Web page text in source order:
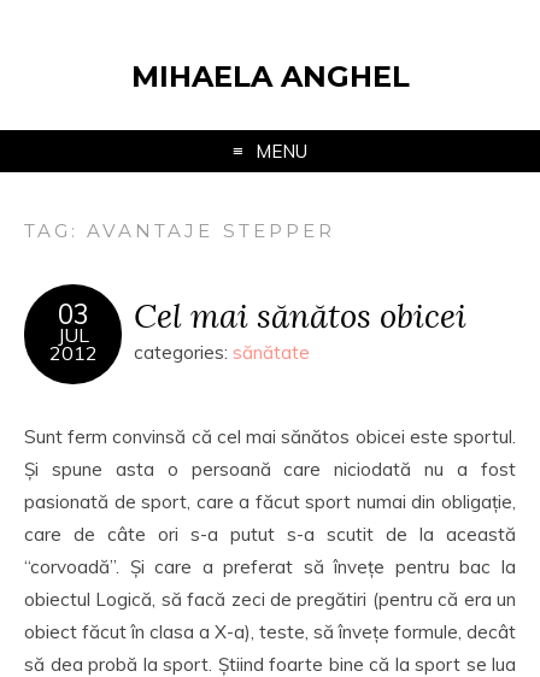
MIHAELA ANGHEL
MENU
TAG:AVANTAJE STEPPER
03
JUL
2012
Cel mai sănătos obicei
categories: sănătate
Sunt ferm convinsă că cel mai sănătos obicei este sportul.
Și spune asta o persoană care niciodată nu a fost
pasionată de sport, care a făcut sport numai din obligație,
care de câte ori s-a putut s-a scutit de la această
“corvoadă”. Și care a preferat să învețe pentru bac la
obiectul Logică, să facă zeci de pregătiri (pentru că era un
obiect făcut în clasa a X-a), teste, să învețe formule, decât
să dea probă la sport. Știind foarte bine că la sport se lua